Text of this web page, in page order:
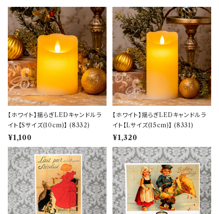
【ホワイト】揺らぎLEDキャンドルラ
イト【Sサイズ(10cm)】 (8332)
¥1,100
【ホワイト】揺らぎLEDキャンドルラ
イト【Lサイズ(15cm)】 (8331)
¥1,320